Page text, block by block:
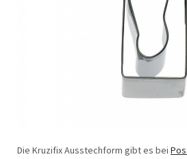
Die Kruzifix Ausstechform gibt es bei